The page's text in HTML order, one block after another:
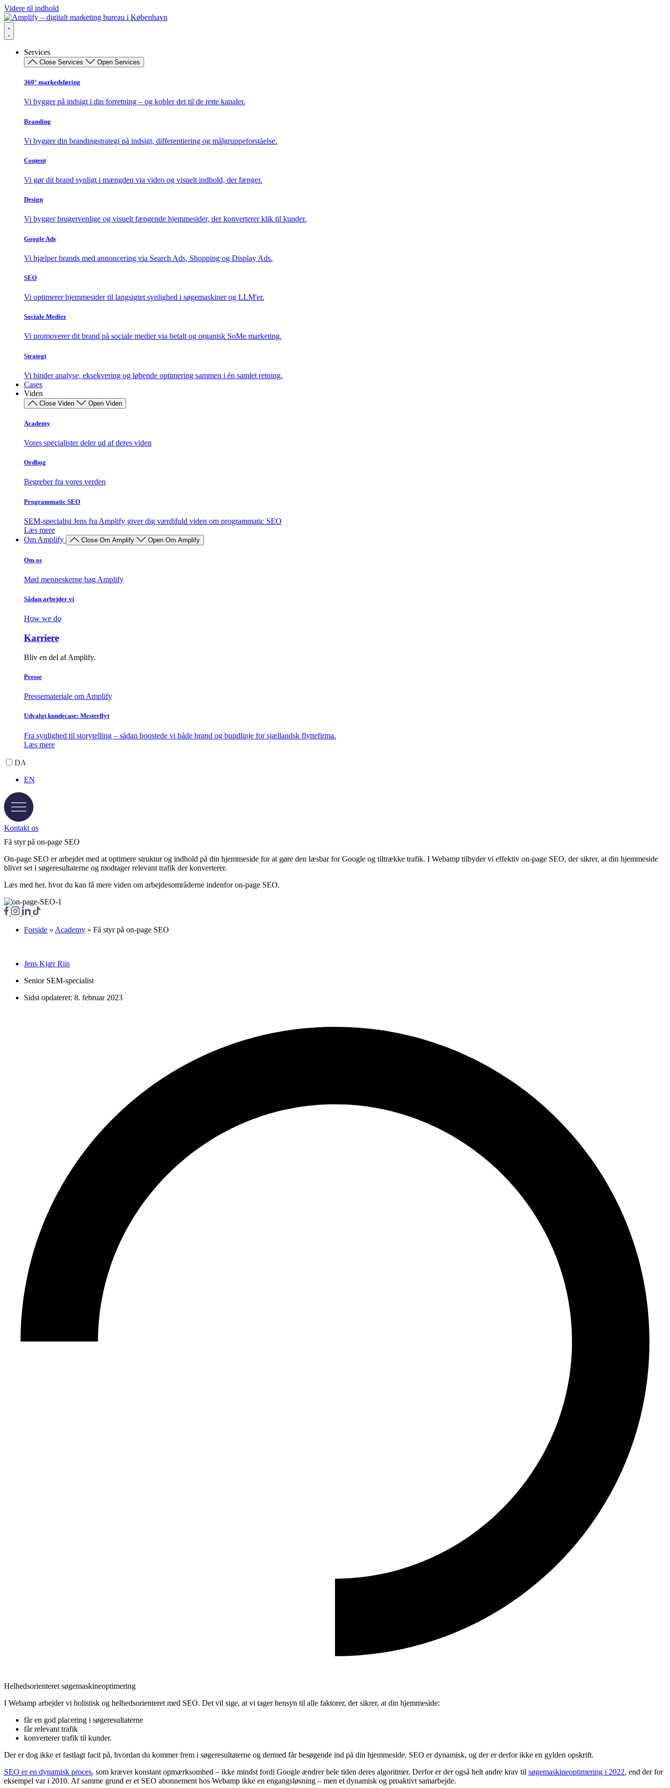
Videre til indhold
Services
Close Services Open Services
360° markedsføring​
Vi bygger på indsigt i din forretning – og kobler det til de rette kanaler.
Branding
Vi bygger din brandingstrategi på indsigt, differentiering og målgruppeforståelse.
Content
Vi gør dit brand synligt i mængden via video og visuelt indhold, der fænger.
Design
Vi bygger brugervenlige og visuelt fængende hjemmesider, der konverterer klik til kunder.
Google Ads
Vi hjælper brands med annoncering via Search Ads, Shopping og Display Ads.
SEO
Vi optimerer hjemmesider til langsigtet synlighed i søgemaskiner og LLM'er.
Sociale Medier
Vi promoverer dit brand på sociale medier via betalt og organisk SoMe marketing.
Strategi
Vi binder analyse, eksekvering og løbende optimering sammen i én samlet retning.
Cases
Viden
Close Viden Open Viden
Academy
Vores specialister deler ud af deres viden
Ordbog
Begreber fra vores verden
Programmatic SEO
SEM-specialist Jens fra Amplify giver dig værdifuld viden om programmatic SEO
Læs mere
Om Amplify
Close Om Amplify Open Om Amplify
Om os
Mød menneskerne bag Amplify
Sådan arbejder vi
How we do
Karriere
Bliv en del af Amplify.
Presse
Pressemateriale om Amplify
Udvalgt kundecase: Mesterflyt
Fra synlighed til storytelling – sådan boostede vi både brand og bundlinje for sjællandsk flyttefirma.
Læs mere
DA
EN
Kontakt os
Få styr på on-page SEO
On-page SEO er arbejdet med at optimere struktur og indhold på din hjemmeside for at gøre den læsbar for Google og tiltrække trafik. I Webamp tilbyder vi effektiv on-page SEO, der sikrer, at din hjemmeside
bliver set i søgeresultaterne og modtager relevant trafik der konverterer.
Læs med her, hvor du kan få mere viden om arbejdesområderne indenfor on-page SEO.
Forside » Academy » Få styr på on-page SEO
Jens Kjær Riis
Senior SEM-specialist
Sidst opdateret: 8. februar 2023
Helhedsorienteret søgemaskineoptimering
I Webamp arbejder vi holistisk og helhedsorienteret med SEO. Det vil sige, at vi tager hensyn til alle faktorer, der sikrer, at din hjemmeside:
får en god placering i søgeresultaterne
får relevant trafik
konverterer trafik til kunder.
Der er dog ikke et fastlagt facit på, hvordan du kommer frem i søgeresultaterne og dermed får besøgende ind på din hjemmeside. SEO er dynamisk, og der er derfor ikke en gylden opskrift.
SEO er en dynamisk proces, som kræver konstant opmærksomhed – ikke mindst fordi Google ændrer hele tiden deres algoritmer. Derfor er der også helt andre krav til søgemaskineoptimering i 2022, end der for
eksempel var i 2010. Af samme grund er et SEO abonnement hos Webamp ikke en engangsløsning – men et dynamisk og proaktivt samarbejde.